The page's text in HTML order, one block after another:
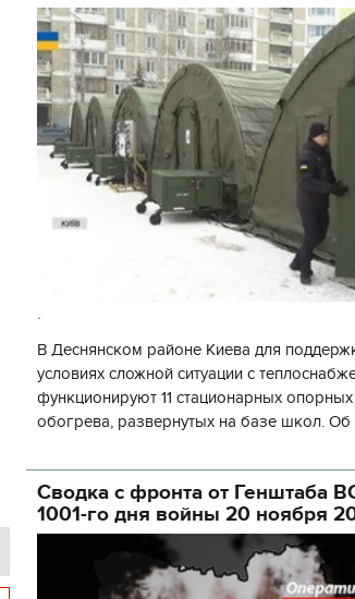
.
В Деснянском районе Киева для
условиях сложной ситуации с
функционируют 11 стационарных опорных
обогрева, развернутых на базе школ.
государственной а
Сводка с фронта от Генштаба
1001-го дня войны 20 ноября